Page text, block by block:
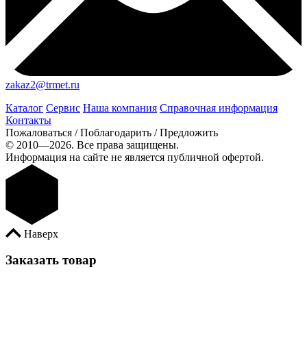
zakaz2@trmet.ru
Каталог Сервис Наша компания Справочная информация
Контакты
Пожаловаться / Поблагодарить / Предложить
© 2010—2026. Все права защищены.
Информация на сайте не является публичной офертой.
Наверх
Заказать товар